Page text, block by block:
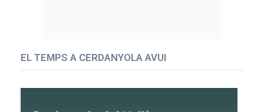
EL TEMPS A CERDANYOLA AVUI